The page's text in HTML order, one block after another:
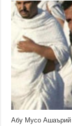
Абу Мусо Ашаърий